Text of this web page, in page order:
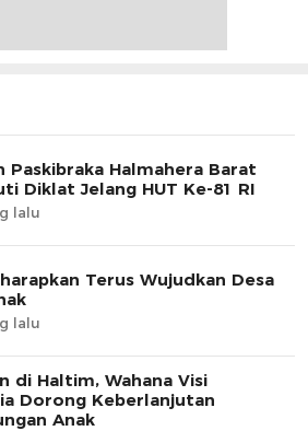
Paskibraka Halmahera Barat
Diklat Jelang HUT Ke-81 RI
lalu
Terus Wujudkan Desa
lalu
di Haltim, Wahana Visi
Dorong Keberlanjutan
Anak